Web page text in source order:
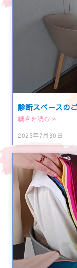
診断スペースの
続きを読む »
2025年7月30日